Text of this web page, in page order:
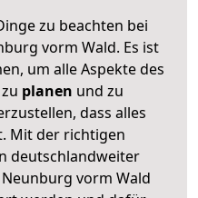
zu beachten bei
vorm Wald. Es ist
um alle Aspekte des
zu planen und zu
dass alles
Mit der richtigen
deutschlandweiter
vorm Wald